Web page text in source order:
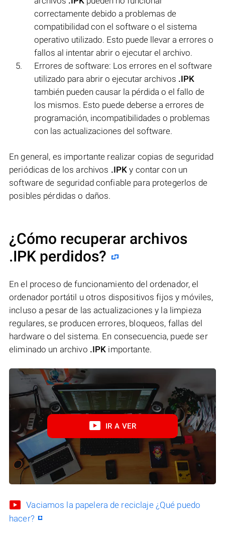
correctamente debido a problemas de
compatibilidad con el software o el sistema
operativo utilizado. Esto puede llevar a errores o
fallos al intentar abrir o ejecutar el archivo.
Errores de software: Los errores en el software
utilizado para abrir o ejecutar archivos .IPK
también pueden causar la pérdida o el fallo de
los mismos. Esto puede deberse a errores de
programación, incompatibilidades o problemas
con las actualizaciones del software.
En general, es importante realizar copias de seguridad
periódicas de los archivos .IPK y contar con un
software de seguridad confiable para protegerlos de
posibles pérdidas o daños.
¿Cómo recuperar archivos
.IPK perdidos?
En el proceso de funcionamiento del ordenador, el
ordenador portátil u otros dispositivos fijos y móviles,
incluso a pesar de las actualizaciones y la limpieza
regulares, se producen errores, bloqueos, fallas del
hardware o del sistema. En consecuencia, puede ser
eliminado un archivo .IPK importante.
IR A VER
Vaciamos la papelera de reciclaje ¿Qué puedo
hacer?